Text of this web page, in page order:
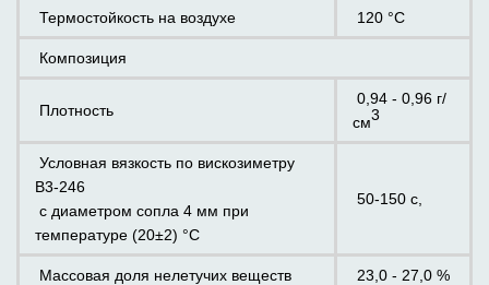
Термостойкость на воздухе 120 °С
Композиция
Плотность
0,94 - 0,96 г/
см3
Условная вязкость по вискозиметру
В3-246
с диаметром сопла 4 мм при
температуре (20±2) °С
50-150 с,
Массовая доля нелетучих веществ 23,0 - 27,0 %